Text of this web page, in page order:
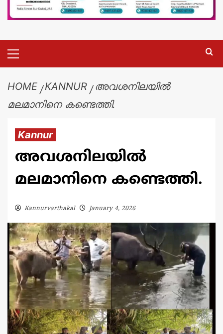
HOME KANNUR
അവശനിലയിൽ
മലമാനിനെ കണ്ടെത്തി.
Kannur
അവശനിലയിൽ
മലമാനിനെ കണ്ടെത്തി.
Kannurvarthakal January 4, 2026